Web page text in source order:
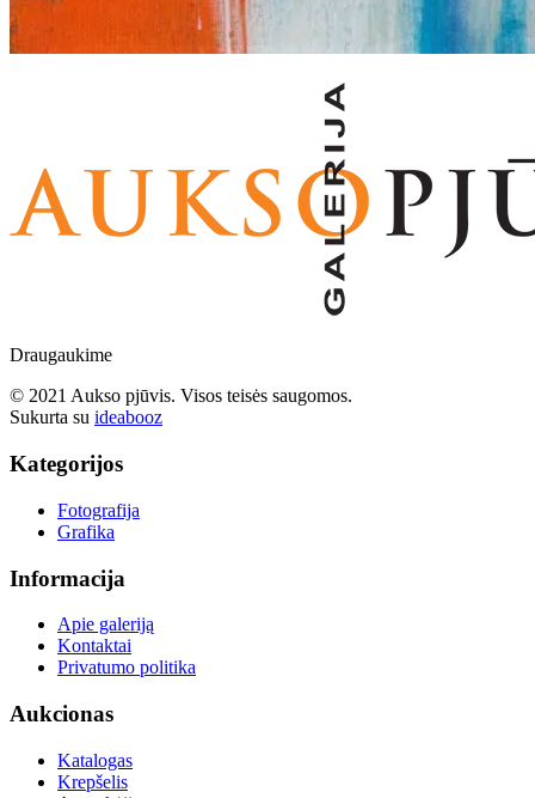
Draugaukime
© 2021 Aukso pjūvis. Visos teisės saugomos.
Sukurta su ideabooz
Kategorijos
Fotografija
Grafika
Informacija
Apie galeriją
Kontaktai
Privatumo politika
Aukcionas
Katalogas
Krepšelis